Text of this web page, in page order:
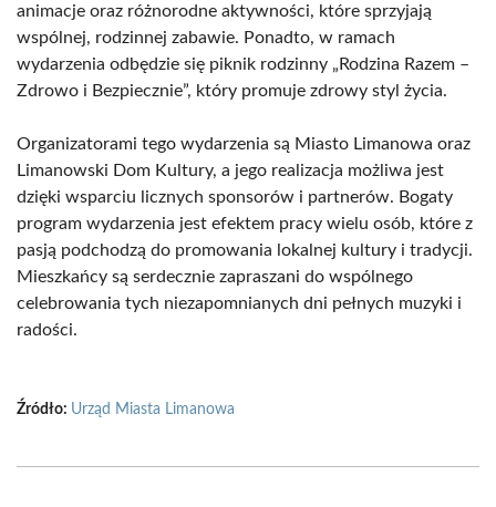
animacje oraz różnorodne aktywności, które sprzyjają
wspólnej, rodzinnej zabawie. Ponadto, w ramach
wydarzenia odbędzie się piknik rodzinny „Rodzina Razem –
Zdrowo i Bezpiecznie”, który promuje zdrowy styl życia.
Organizatorami tego wydarzenia są Miasto Limanowa oraz
Limanowski Dom Kultury, a jego realizacja możliwa jest
dzięki wsparciu licznych sponsorów i partnerów. Bogaty
program wydarzenia jest efektem pracy wielu osób, które z
pasją podchodzą do promowania lokalnej kultury i tradycji.
Mieszkańcy są serdecznie zapraszani do wspólnego
celebrowania tych niezapomnianych dni pełnych muzyki i
radości.
Źródło: Urząd Miasta Limanowa